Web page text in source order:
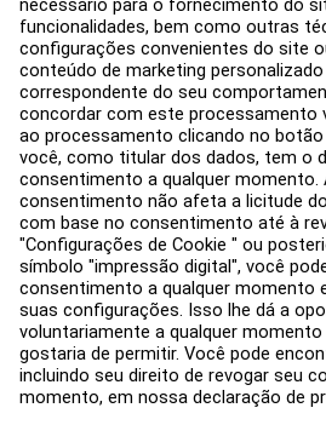
Hub de Serviços
Centro de Educação
Sobre nós
Encontre um distribuidor
Encontre uma loja
Avisos legais
Acessibilidade
Faça login no Facility Connect